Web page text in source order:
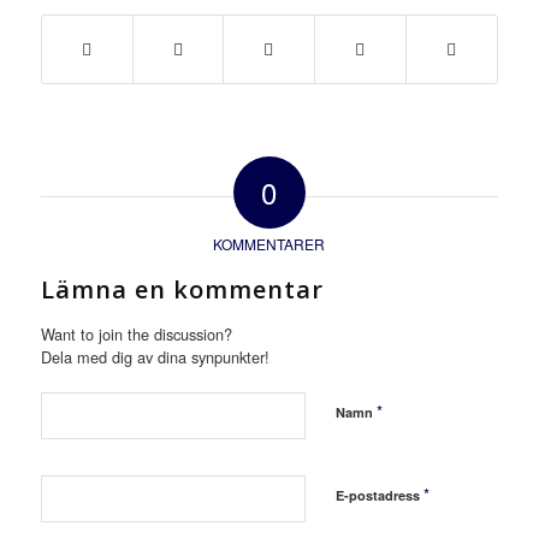
0
KOMMENTARER
Lämna en kommentar
Want to join the discussion?
Dela med dig av dina synpunkter!
Namn *
E-postadress *